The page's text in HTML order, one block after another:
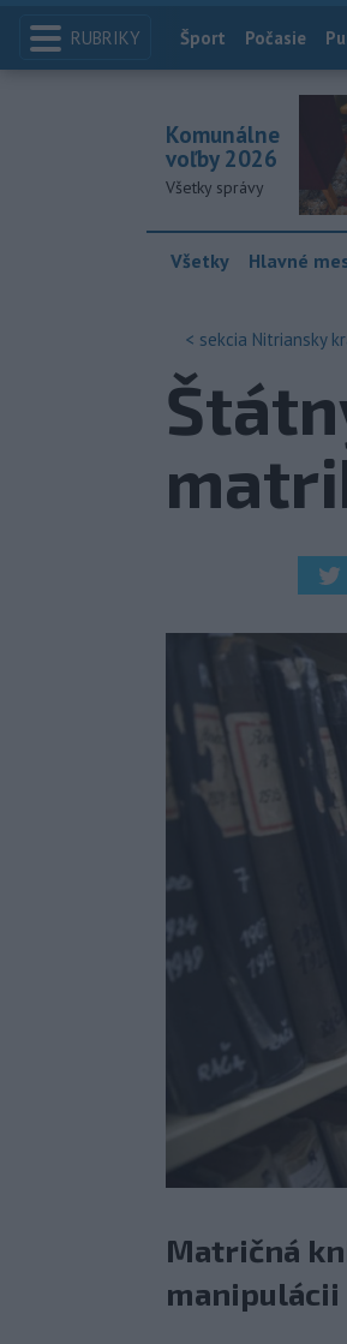
RUBRIKY Index
Šport Počasie
Komunálne
voľby 2026
Všetky správy
Všetky Hlavné
< sekcia Nitriansky
Matričná
manipulácii